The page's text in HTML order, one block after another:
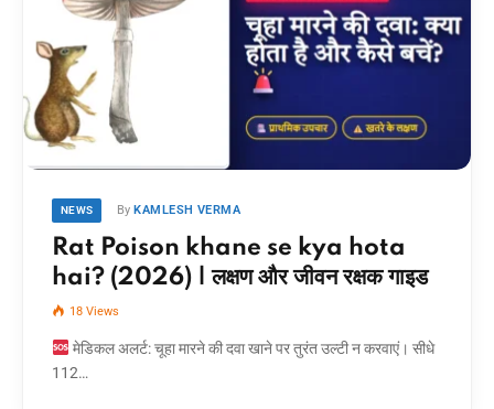
NEWS By KAMLESH VERMA
Rat Poison khane se kya hota
hai? (2026) | लक्षण और जीवन रक्षक गाइड
18 Views
मेडिकल अलर्ट: चूहा मारने की दवा खाने पर तुरंत उल्टी न करवाएं। सीधे
112…